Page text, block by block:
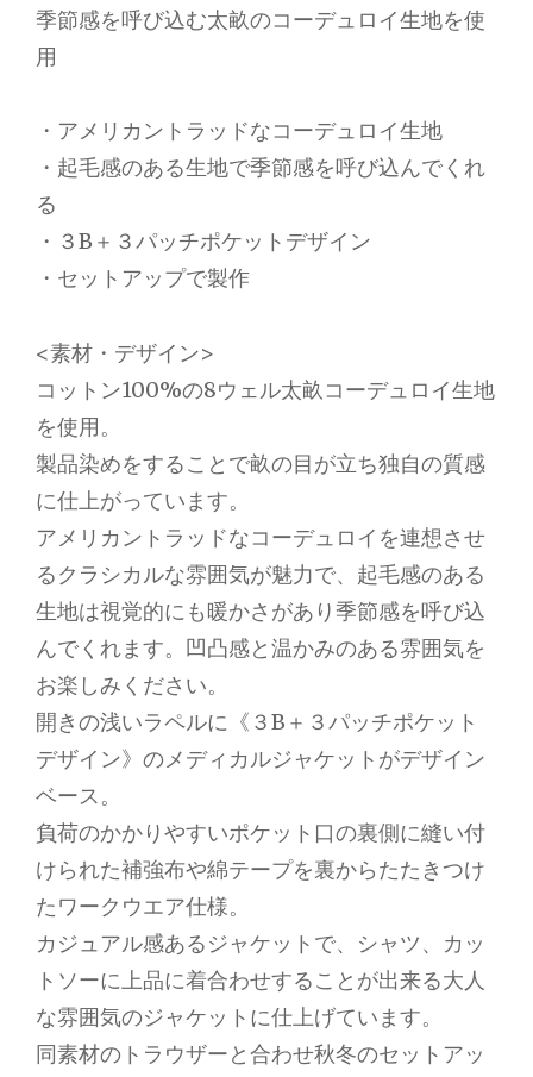
季節感を呼び込む太畝のコーデュロイ生地を使
用
・アメリカントラッドなコーデュロイ生地
・起毛感のある生地で季節感を呼び込んでくれ
る
・３B＋３パッチポケットデザイン
・セットアップで製作
<素材・デザイン>
コットン100%の8ウェル太畝コーデュロイ生地
を使用。
製品染めをすることで畝の目が立ち独自の質感
に仕上がっています。
アメリカントラッドなコーデュロイを連想させ
るクラシカルな雰囲気が魅力で、起毛感のある
生地は視覚的にも暖かさがあり季節感を呼び込
んでくれます。凹凸感と温かみのある雰囲気を
お楽しみください。
開きの浅いラペルに《３B＋３パッチポケット
デザイン》のメディカルジャケットがデザイン
ベース。
負荷のかかりやすいポケット口の裏側に縫い付
けられた補強布や綿テープを裏からたたきつけ
たワークウエア仕様。
カジュアル感あるジャケットで、シャツ、カッ
トソーに上品に着合わせすることが出来る大人
な雰囲気のジャケットに仕上げています。
同素材のトラウザーと合わせ秋冬のセットアッ